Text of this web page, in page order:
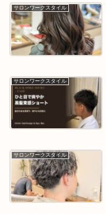
サロンワークスタイル
サロンワークスタイル
サロンワークスタイル